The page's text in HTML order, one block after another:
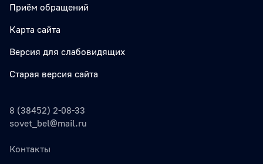
Приём обращений
Карта сайта
Версия для слабовидящих
Старая версия сайта
8 (38452) 2-08-33
sovet_bel@mail.ru
Контакты